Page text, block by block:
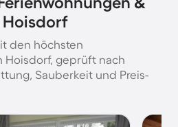
Hoisdorf
den höchsten
Hoisdorf, geprüft nach
Sauberkeit und Preis-